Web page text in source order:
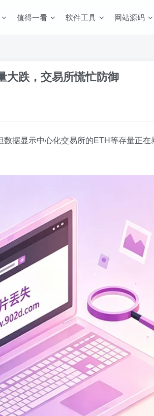
值得一看 软件工具 网站源码
大跌，交易所慌忙防御
据显示中心化交易所的ETH等存量正